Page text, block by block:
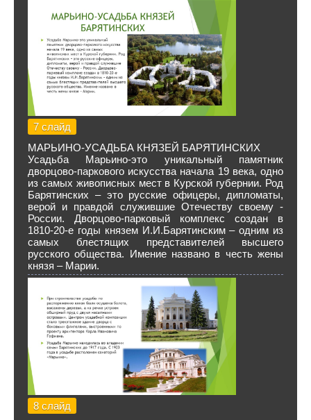
7 слайд
МАРЬИНО-УСАДЬБА КНЯЗЕЙ БАРЯТИНСКИХ
Усадьба Марьино-это уникальный памятник
дворцово-паркового искусства начала 19 века, одно
из самых живописных мест в Курской губернии. Род
Барятинских – это русские офицеры, дипломаты,
верой и правдой служившие Отечеству своему -
России. Дворцово-парковый комплекс создан в
1810-20-е годы князем И.И.Барятинским – одним из
самых блестящих представителей высшего
русского общества. Имение названо в честь жены
князя – Марии.
8 слайд